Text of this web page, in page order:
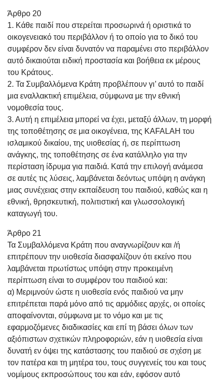
Άρθρο 20
1. Κάθε παιδί που στερείται προσωρινά ή οριστικά το
οικογενειακό του περιβάλλον ή το οποίο για το δικό του
συμφέρον δεν είναι δυνατόν να παραμένει στο περιβάλλον
αυτό δικαιούται ειδική προστασία και βοήθεια εκ μέρους
του Κράτους.
2. Τα Συμβαλλόμενα Κράτη προβλέπουν γι’ αυτό το παιδί
μια εναλλακτική επιμέλεια, σύμφωνα με την εθνική
νομοθεσία τους.
3. Αυτή η επιμέλεια μπορεί να έχει, μεταξύ άλλων, τη μορφή
της τοποθέτησης σε μια οικογένεια, της KAFALAH του
ισλαμικού δικαίου, της υιοθεσίας ή, σε περίπτωση
ανάγκης, της τοποθέτησης σε ένα κατάλληλο για την
περίσταση ίδρυμα για παιδιά. Κατά την επιλογή ανάμεσα
σε αυτές τις λύσεις, λαμβάνεται δεόντως υπόψη η ανάγκη
μιας συνέχειας στην εκπαίδευση του παιδιού, καθώς και η
εθνική, θρησκευτική, πολιτιστική και γλωσσολογική
καταγωγή του.
Άρθρο 21
Τα Συμβαλλόμενα Κράτη που αναγνωρίζουν και /ή
επιτρέπουν την υιοθεσία διασφαλίζουν ότι εκείνο που
λαμβάνεται πρωτίστως υπόψη στην προκειμένη
περίπτωση είναι το συμφέρον του παιδιού και:
α) Μεριμνούν ώστε η υιοθεσία ενός παιδιού να μην
επιτρέπεται παρά μόνο από τις αρμόδιες αρχές, οι οποίες
αποφαίνονται, σύμφωνα με το νόμο και με τις
εφαρμοζόμενες διαδικασίες και επί τη βάσει όλων των
αξιόπιστων σχετικών πληροφοριών, εάν η υιοθεσία είναι
δυνατή εν όψει της κατάστασης του παιδιού σε σχέση με
τον πατέρα και τη μητέρα του, τους συγγενείς του και τους
νομίμους εκπροσώπους του και εάν, εφόσον αυτό